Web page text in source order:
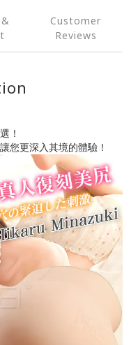
Customer
Reviews
！
您更深入其境的體驗！